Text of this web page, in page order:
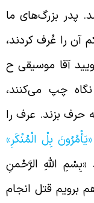
پدر بزرگ‌های ما
را عُرف کردند،
آقا موسیقی ح
چپ می‌کنند،
بزند. عرف را
بِلْ الْمُنْكَرِ»
اللَّهِ الرَّحْمنِ
برویم قتل انجام